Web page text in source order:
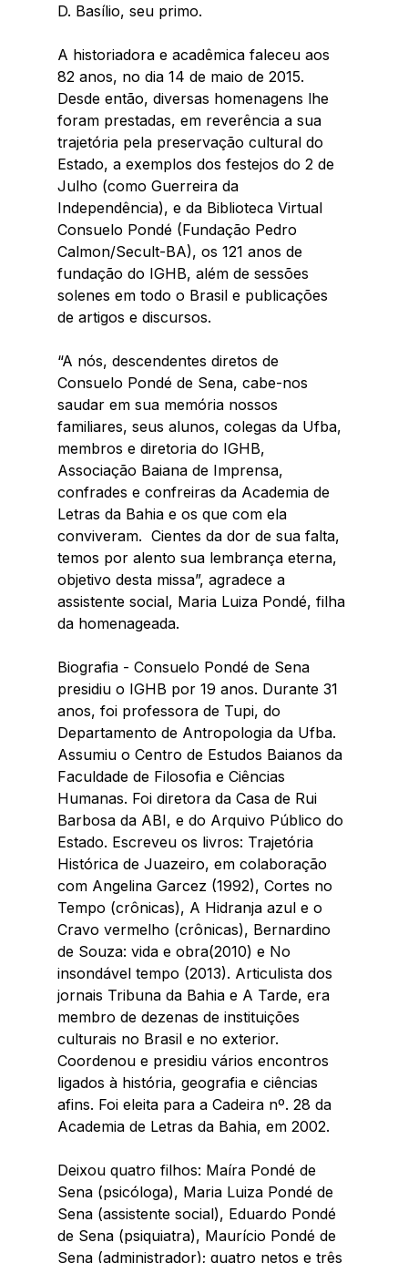
D. Basílio, seu primo.
A historiadora e acadêmica faleceu aos
82 anos, no dia 14 de maio de 2015.
Desde então, diversas homenagens lhe
foram prestadas, em reverência a sua
trajetória pela preservação cultural do
Estado, a exemplos dos festejos do 2 de
Julho (como Guerreira da
Independência), e da Biblioteca Virtual
Consuelo Pondé (Fundação Pedro
Calmon/Secult-BA), os 121 anos de
fundação do IGHB, além de sessões
solenes em todo o Brasil e publicações
de artigos e discursos.
“A nós, descendentes diretos de
Consuelo Pondé de Sena, cabe-nos
saudar em sua memória nossos
familiares, seus alunos, colegas da Ufba,
membros e diretoria do IGHB,
Associação Baiana de Imprensa,
confrades e confreiras da Academia de
Letras da Bahia e os que com ela
conviveram.  Cientes da dor de sua falta,
temos por alento sua lembrança eterna,
objetivo desta missa”, agradece a
assistente social, Maria Luiza Pondé, filha
da homenageada.
Biografia - Consuelo Pondé de Sena
presidiu o IGHB por 19 anos. Durante 31
anos, foi professora de Tupi, do
Departamento de Antropologia da Ufba.
Assumiu o Centro de Estudos Baianos da
Faculdade de Filosofia e Ciências
Humanas. Foi diretora da Casa de Rui
Barbosa da ABI, e do Arquivo Público do
Estado. Escreveu os livros: Trajetória
Histórica de Juazeiro, em colaboração
com Angelina Garcez (1992), Cortes no
Tempo (crônicas), A Hidranja azul e o
Cravo vermelho (crônicas), Bernardino
de Souza: vida e obra(2010) e No
insondável tempo (2013). Articulista dos
jornais Tribuna da Bahia e A Tarde, era
membro de dezenas de instituições
culturais no Brasil e no exterior.
Coordenou e presidiu vários encontros
ligados à história, geografia e ciências
afins. Foi eleita para a Cadeira nº. 28 da
Academia de Letras da Bahia, em 2002.
Deixou quatro filhos: Maíra Pondé de
Sena (psicóloga), Maria Luiza Pondé de
Sena (assistente social), Eduardo Pondé
de Sena (psiquiatra), Maurício Pondé de
Sena (administrador); quatro netos e três